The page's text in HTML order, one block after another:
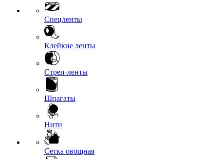
Спецленты
Клейкие ленты
Стреп-ленты
Шпагаты
Нити
Сетка овощная